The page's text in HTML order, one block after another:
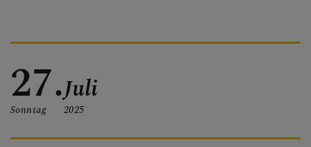
PFARRBLATT
27.
Sonntag
Juli
2025